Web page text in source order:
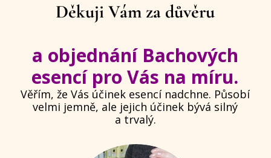
Děkuji Vám za důvěru
a objednání Bachových
esencí pro Vás na míru.
Věřím, že Vás účinek esencí nadchne. Působí
velmi jemně, ale jejich účinek bývá silný
a trvalý.